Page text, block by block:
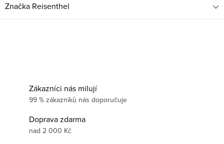
Značka Reisenthel
Zákazníci nás milují
99 % zákazníků nás doporučuje
Doprava zdarma
nad 2 000 Kč